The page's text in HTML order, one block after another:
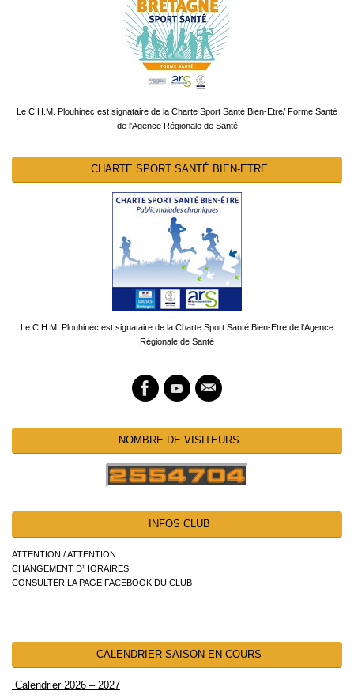
Le C.H.M. Plouhinec est signataire de la Charte Sport Santé Bien-Etre/ Forme Santé
de l'Agence Régionale de Santé
CHARTE SPORT SANTÉ BIEN-ETRE
Le C.H.M. Plouhinec est signataire de la Charte Sport Santé Bien-Etre de l'Agence
Régionale de Santé
NOMBRE DE VISITEURS
INFOS CLUB
ATTENTION / ATTENTION
CHANGEMENT D’HORAIRES
CONSULTER LA PAGE FACEBOOK DU CLUB
CALENDRIER SAISON EN COURS
Calendrier 2026 – 2027